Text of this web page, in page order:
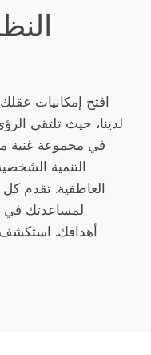
افتح إمكانيات
لدينا، حيث تلتقي
في مجموعة غنية
التنمية
العاطفية. تقدم
لمساعدتك في
أهدافك. استكشف